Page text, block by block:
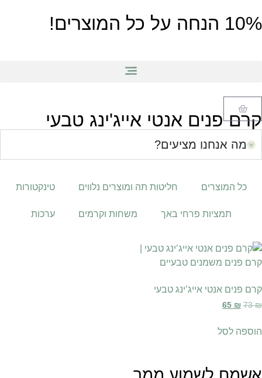
10% הנחה על כל המוצרים!
קרם פנים אנטי אייג'ינג טבעי
מה אנחנו מציעים?
כל המוצרים חליטות תה ומוצרים נלווים טינקטורות
תמציות פרחי באך משחות וקרמים ערכות
קרם פנים אנטי אייג’ינג טבעי
73₪
65 ₪
הוספה לסל